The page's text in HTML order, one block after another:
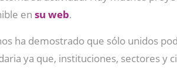
en su web.
ha demostrado que sólo unidos
ya que, instituciones, sectores y